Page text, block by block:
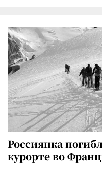
Россиянка
курорте во